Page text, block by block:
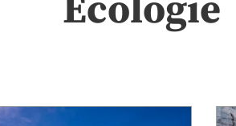
Écologie